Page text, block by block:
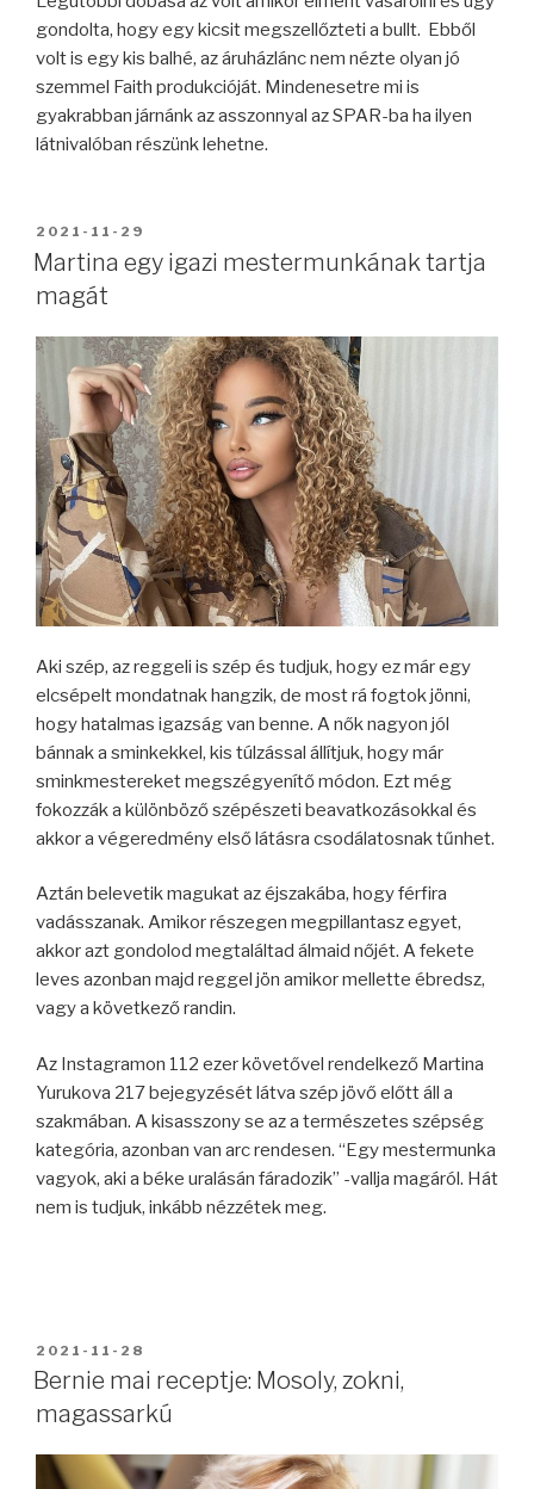
gondolta, hogy egy kicsit megszellőzteti a bullt. Ebből
volt is egy kis balhé, az áruházlánc nem nézte olyan jó
szemmel Faith produkcióját. Mindenesetre mi is
gyakrabban járnánk az asszonnyal az SPAR-ba ha ilyen
látnivalóban részünk lehetne.
BEKÜLDVE:
2021-11-29
Martina egy igazi mestermunkának tartja
magát
Aki szép, az reggeli is szép és tudjuk, hogy ez már egy
elcsépelt mondatnak hangzik, de most rá fogtok jönni,
hogy hatalmas igazság van benne. A nők nagyon jól
bánnak a sminkekkel, kis túlzással állítjuk, hogy már
sminkmestereket megszégyenítő módon. Ezt még
fokozzák a különböző szépészeti beavatkozásokkal és
akkor a végeredmény első látásra csodálatosnak tűnhet.
Aztán belevetik magukat az éjszakába, hogy férfira
vadásszanak. Amikor részegen megpillantasz egyet,
akkor azt gondolod megtaláltad álmaid nőjét. A fekete
leves azonban majd reggel jön amikor mellette ébredsz,
vagy a következő randin.
Az Instagramon 112 ezer követővel rendelkező Martina
Yurukova 217 bejegyzését látva szép jövő előtt áll a
szakmában. A kisasszony se az a természetes szépség
kategória, azonban van arc rendesen. “Egy mestermunka
vagyok, aki a béke uralásán fáradozik” -vallja magáról. Hát
nem is tudjuk, inkább nézzétek meg.
BEKÜLDVE:
2021-11-28
Bernie mai receptje: Mosoly, zokni,
magassarkú